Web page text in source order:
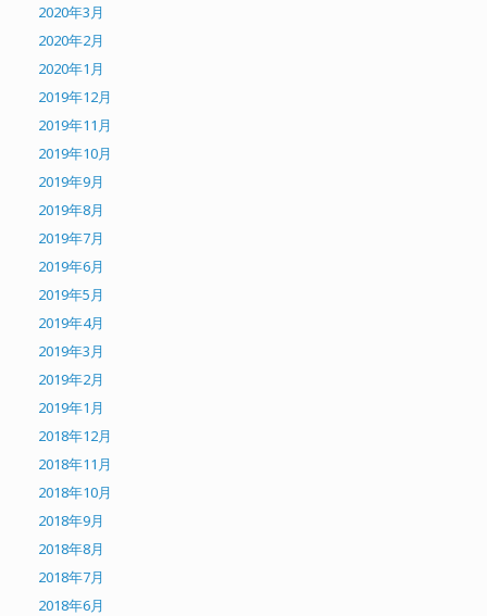
2020年3月
2020年2月
2020年1月
2019年12月
2019年11月
2019年10月
2019年9月
2019年8月
2019年7月
2019年6月
2019年5月
2019年4月
2019年3月
2019年2月
2019年1月
2018年12月
2018年11月
2018年10月
2018年9月
2018年8月
2018年7月
2018年6月